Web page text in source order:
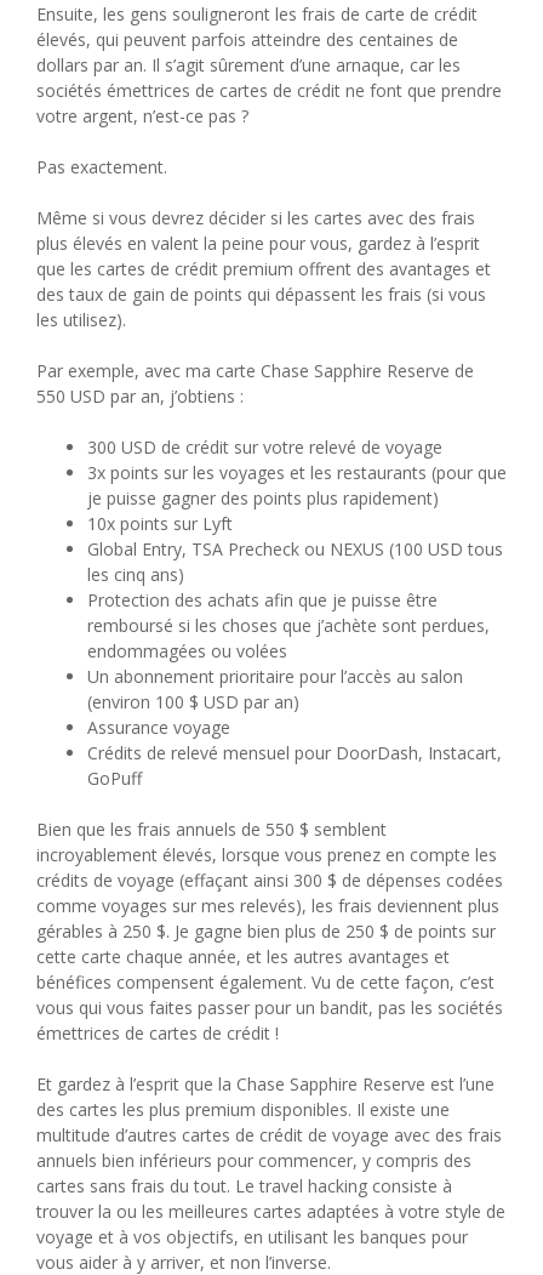
Ensuite, les gens souligneront les frais de carte de crédit
élevés, qui peuvent parfois atteindre des centaines de
dollars par an. Il s’agit sûrement d’une arnaque, car les
sociétés émettrices de cartes de crédit ne font que prendre
votre argent, n’est-ce pas ?
Pas exactement.
Même si vous devrez décider si les cartes avec des frais
plus élevés en valent la peine pour vous, gardez à l’esprit
que les cartes de crédit premium offrent des avantages et
des taux de gain de points qui dépassent les frais (si vous
les utilisez).
Par exemple, avec ma carte Chase Sapphire Reserve de
550 USD par an, j’obtiens :
300 USD de crédit sur votre relevé de voyage
3x points sur les voyages et les restaurants (pour que
je puisse gagner des points plus rapidement)
10x points sur Lyft
Global Entry, TSA Precheck ou NEXUS (100 USD tous
les cinq ans)
Protection des achats afin que je puisse être
remboursé si les choses que j’achète sont perdues,
endommagées ou volées
Un abonnement prioritaire pour l’accès au salon
(environ 100 $ USD par an)
Assurance voyage
Crédits de relevé mensuel pour DoorDash, Instacart,
GoPuff
Bien que les frais annuels de 550 $ semblent
incroyablement élevés, lorsque vous prenez en compte les
crédits de voyage (effaçant ainsi 300 $ de dépenses codées
comme voyages sur mes relevés), les frais deviennent plus
gérables à 250 $. Je gagne bien plus de 250 $ de points sur
cette carte chaque année, et les autres avantages et
bénéfices compensent également. Vu de cette façon, c’est
vous qui vous faites passer pour un bandit, pas les sociétés
émettrices de cartes de crédit !
Et gardez à l’esprit que la Chase Sapphire Reserve est l’une
des cartes les plus premium disponibles. Il existe une
multitude d’autres cartes de crédit de voyage avec des frais
annuels bien inférieurs pour commencer, y compris des
cartes sans frais du tout. Le travel hacking consiste à
trouver la ou les meilleures cartes adaptées à votre style de
voyage et à vos objectifs, en utilisant les banques pour
vous aider à y arriver, et non l’inverse.